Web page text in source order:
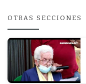
OTRAS SECCIONES